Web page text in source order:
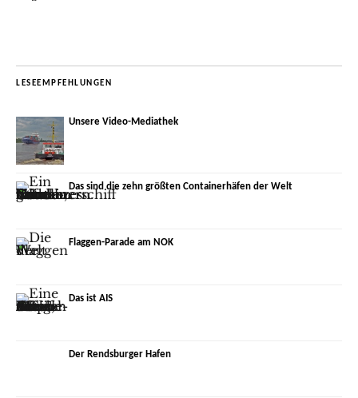
LESEEMPFEHLUNGEN
Unsere Video-Mediathek
Das sind die zehn größten Containerhäfen der Welt
Flaggen-Parade am NOK
Das ist AIS
Der Rendsburger Hafen